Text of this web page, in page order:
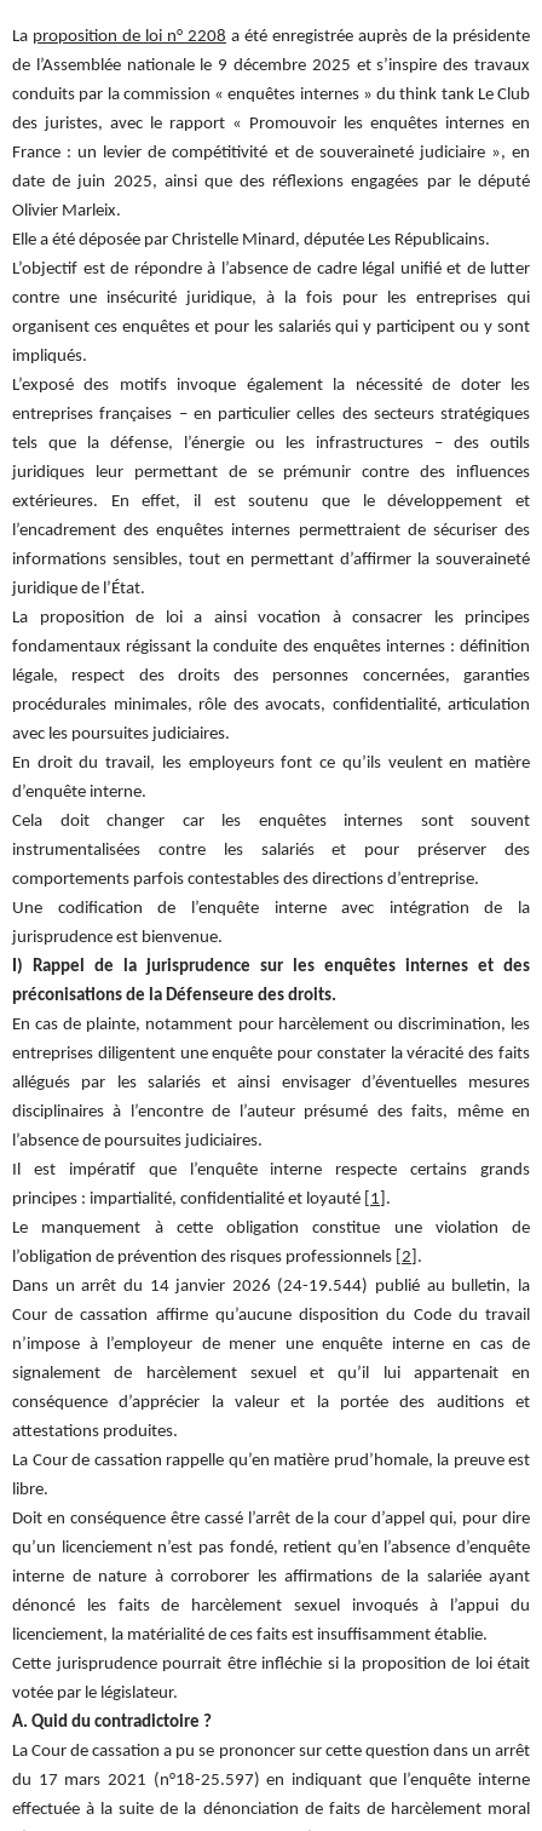
La proposition de loi n° 2208 a été enregistrée auprès de la présidente
de l’Assemblée nationale le 9 décembre 2025 et s’inspire des travaux
conduits par la commission « enquêtes internes » du think tank Le Club
des juristes, avec le rapport « Promouvoir les enquêtes internes en
France : un levier de compétitivité et de souveraineté judiciaire », en
date de juin 2025, ainsi que des réflexions engagées par le député
Olivier Marleix.
Elle a été déposée par Christelle Minard, députée Les Républicains.
L’objectif est de répondre à l’absence de cadre légal unifié et de lutter
contre une insécurité juridique, à la fois pour les entreprises qui
organisent ces enquêtes et pour les salariés qui y participent ou y sont
impliqués.
L’exposé des motifs invoque également la nécessité de doter les
entreprises françaises – en particulier celles des secteurs stratégiques
tels que la défense, l’énergie ou les infrastructures – des outils
juridiques leur permettant de se prémunir contre des influences
extérieures. En effet, il est soutenu que le développement et
l’encadrement des enquêtes internes permettraient de sécuriser des
informations sensibles, tout en permettant d’affirmer la souveraineté
juridique de l’État.
La proposition de loi a ainsi vocation à consacrer les principes
fondamentaux régissant la conduite des enquêtes internes : définition
légale, respect des droits des personnes concernées, garanties
procédurales minimales, rôle des avocats, confidentialité, articulation
avec les poursuites judiciaires.
En droit du travail, les employeurs font ce qu’ils veulent en matière
d’enquête interne.
Cela doit changer car les enquêtes internes sont souvent
instrumentalisées contre les salariés et pour préserver des
comportements parfois contestables des directions d’entreprise.
Une codification de l’enquête interne avec intégration de la
jurisprudence est bienvenue.
I) Rappel de la jurisprudence sur les enquêtes internes et des
préconisations de la Défenseure des droits.
En cas de plainte, notamment pour harcèlement ou discrimination, les
entreprises diligentent une enquête pour constater la véracité des faits
allégués par les salariés et ainsi envisager d’éventuelles mesures
disciplinaires à l’encontre de l’auteur présumé des faits, même en
l’absence de poursuites judiciaires.
Il est impératif que l’enquête interne respecte certains grands
principes : impartialité, confidentialité et loyauté [ 1 ].
Le manquement à cette obligation constitue une violation de
l’obligation de prévention des risques professionnels [ 2 ].
Dans un arrêt du 14 janvier 2026 (24-19.544) publié au bulletin, la
Cour de cassation affirme qu’aucune disposition du Code du travail
n’impose à l’employeur de mener une enquête interne en cas de
signalement de harcèlement sexuel et qu’il lui appartenait en
conséquence d’apprécier la valeur et la portée des auditions et
attestations produites.
La Cour de cassation rappelle qu’en matière prud’homale, la preuve est
libre.
Doit en conséquence être cassé l’arrêt de la cour d’appel qui, pour dire
qu’un licenciement n’est pas fondé, retient qu’en l’absence d’enquête
interne de nature à corroborer les affirmations de la salariée ayant
dénoncé les faits de harcèlement sexuel invoqués à l’appui du
licenciement, la matérialité de ces faits est insuffisamment établie.
Cette jurisprudence pourrait être infléchie si la proposition de loi était
votée par le législateur.
A. Quid du contradictoire ?
La Cour de cassation a pu se prononcer sur cette question dans un arrêt
du 17 mars 2021 (n°18-25.597) en indiquant que l’enquête interne
effectuée à la suite de la dénonciation de faits de harcèlement moral